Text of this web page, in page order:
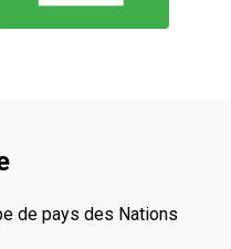
de pays des Nations